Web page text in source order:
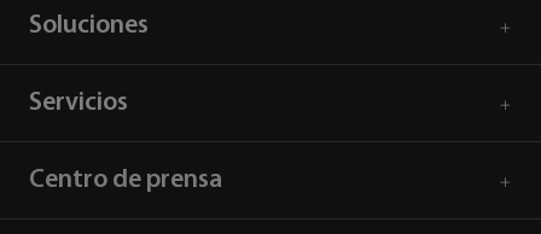
Soluciones
Servicios
Centro de prensa